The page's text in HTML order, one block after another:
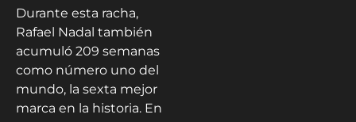
Durante esta racha,
Rafael Nadal también
acumuló 209 semanas
como número uno del
mundo, la sexta mejor
marca en la historia. En